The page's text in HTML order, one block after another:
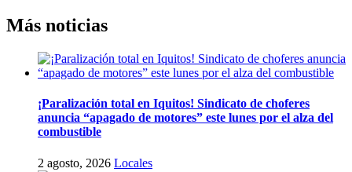
Más noticias
¡Paralización total en Iquitos! Sindicato de choferes
anuncia “apagado de motores” este lunes por el alza del
combustible
2 agosto, 2026 Locales